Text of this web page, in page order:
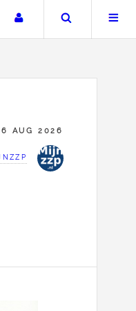
Uw accountZoeken
6 AUG 2026